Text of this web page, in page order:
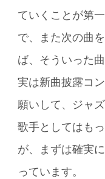
ていくことが第
で、また次の曲
ば、そういった
実は新曲披露コ
願いして、ジャ
歌手としてはも
が、まずは確実
っています。